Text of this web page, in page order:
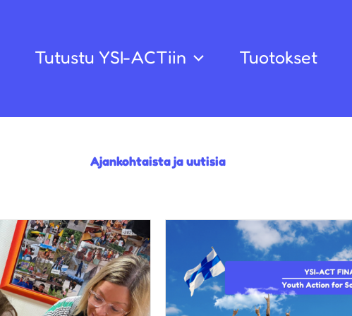
Tutustu YSI-ACTiin Tuotokset
Ajankohtaista ja uutisia